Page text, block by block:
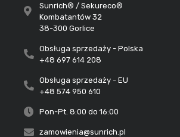
Sunrich® / Sekureco®
Kombatantów 32
38-300 Gorlice
Obsługa sprzedaży - Polska
+48 697 614 208
Obsługa sprzedaży - EU
+48 574 950 610
Pon-Pt. 8:00 do 16:00
zamowienia@sunrich.pl